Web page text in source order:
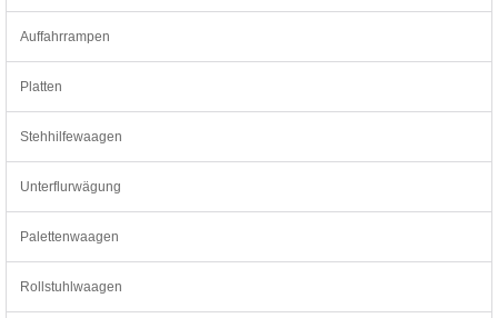
Auffahrrampen
Platten
Stehhilfewaagen
Unterflurwägung
Palettenwaagen
Rollstuhlwaagen